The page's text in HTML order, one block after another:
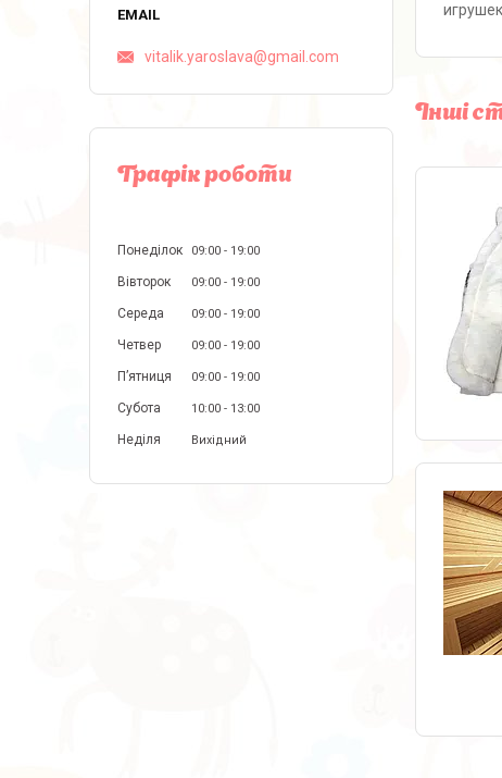
игрушек.
Інші
vitalik.yaroslava@gmail.com
Графік роботи
Понеділок 09:00 19:00
Вівторок 09:00 19:00
Середа 09:00 19:00
Четвер 09:00 19:00
Пʼятниця 09:00 19:00
Субота 10:00 13:00
Неділя Вихідний